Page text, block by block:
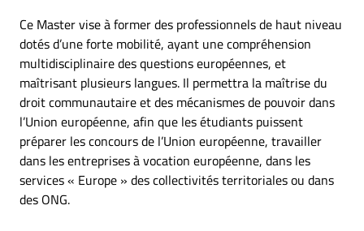
Ce Master vise à former des professionnels de haut niveau
dotés d’une forte mobilité, ayant une compréhension
multidisciplinaire des questions européennes, et
maîtrisant plusieurs langues. Il permettra la maîtrise du
droit communautaire et des mécanismes de pouvoir dans
l’Union européenne, afin que les étudiants puissent
préparer les concours de l’Union européenne, travailler
dans les entreprises à vocation européenne, dans les
services « Europe » des collectivités territoriales ou dans
des ONG.